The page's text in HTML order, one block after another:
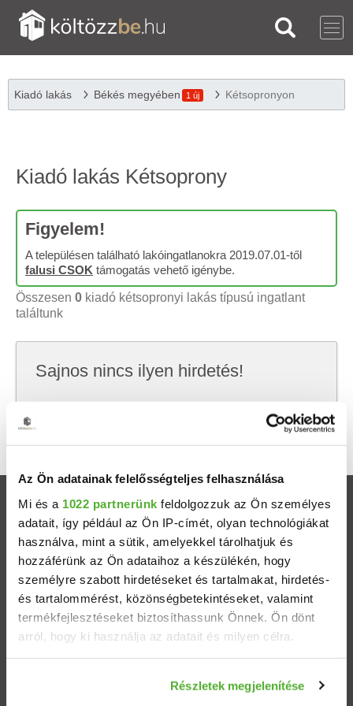
Az Ön adatainak felelősségteljes felhasználása
Mi és a 1022 partnerünk feldolgozzuk az Ön személyes
adatait, így például az Ön IP-címét, olyan technológiákat
használva, mint a sütik, amelyekkel tárolhatjuk és
hozzáférünk az Ön adataihoz a készülékén, hogy
személyre szabott hirdetéseket és tartalmakat, hirdetés-
és tartalommérést, közönségbetekintéseket, valamint
termékfejlesztéseket biztosíthassunk Önnek. Ön dönt
arról, hogy ki használja az adatait és milyen célra.
Információgyűjtés az Ön földrajzi elhelyezkedéséről
Részletek megjelenítése
Kiadó lakás Békés megyében 1 új Kétsopronyon
Kiadó lakás Kétsoprony
Figyelem!
A településen található lakóingatlanokra 2019.07.01-től
falusi CSOK támogatás vehető igénybe.
Összesen 0 kiadó kétsopronyi lakás típusú ingatlant
találtunk
Sajnos nincs ilyen hirdetés!
keresni, hátha akkor megtalálod, amit keresel.
Ingatlanok
Eladó házak
Eladó lakások
Települések